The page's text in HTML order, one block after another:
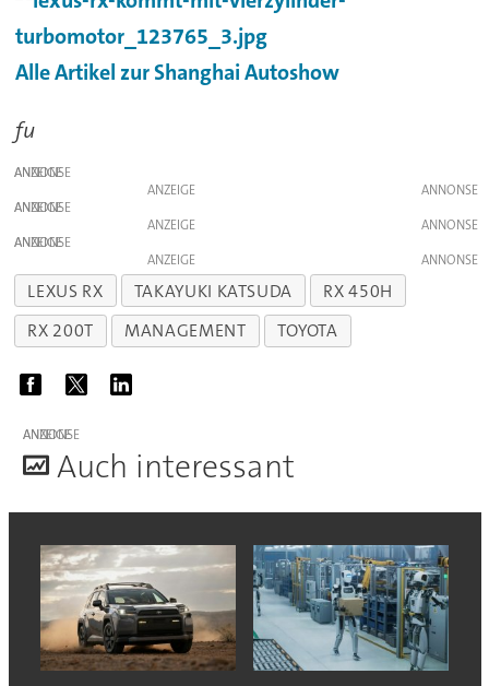
Alle Artikel zur Shanghai Autoshow
fu
ANZEIGE
ANZEIGE
ANZEIGE
ANZEIGE
ANZEIGE
ANZEIGE
LEXUS RX TAKAYUKI KATSUDA
RX 450H
RX 200T
MANAGEMENT TOYOTA
ANZEIGE
Auch interessant